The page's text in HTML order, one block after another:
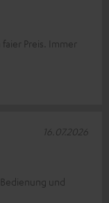
Preis. Immer
und
16.07.2026